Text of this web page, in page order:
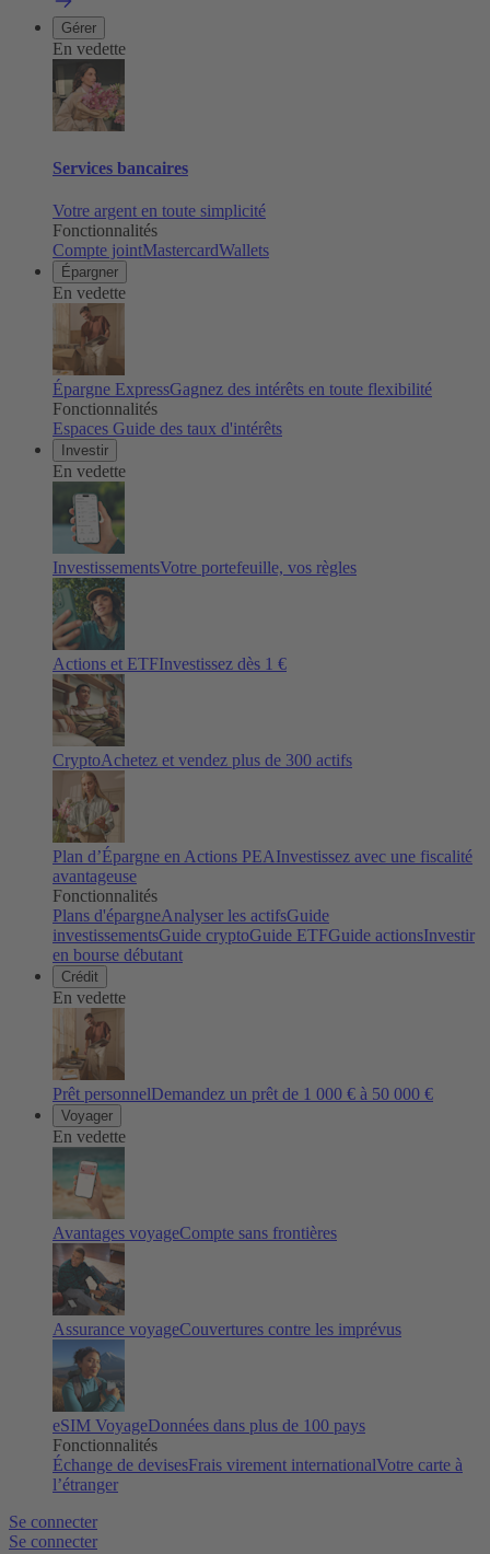
Gérer
En vedette
Services bancaires
Votre argent en toute simplicité
Fonctionnalités
Compte jointMastercardWallets
Épargner
En vedette
Épargne ExpressGagnez des intérêts en toute flexibilité
Fonctionnalités
Espaces Guide des taux d'intérêts
Investir
En vedette
InvestissementsVotre portefeuille, vos règles
Actions et ETFInvestissez dès 1 €
CryptoAchetez et vendez plus de 300 actifs
Plan d’Épargne en Actions PEAInvestissez avec une fiscalité
avantageuse
Fonctionnalités
Plans d'épargneAnalyser les actifsGuide
investissementsGuide cryptoGuide ETFGuide actionsInvestir
en bourse débutant
Crédit
En vedette
Prêt personnelDemandez un prêt de 1 000 € à 50 000 €
Voyager
En vedette
Avantages voyageCompte sans frontières
Assurance voyageCouvertures contre les imprévus
eSIM VoyageDonnées dans plus de 100 pays
Fonctionnalités
Échange de devisesFrais virement internationalVotre carte à
l’étranger
Se connecter
Se connecter